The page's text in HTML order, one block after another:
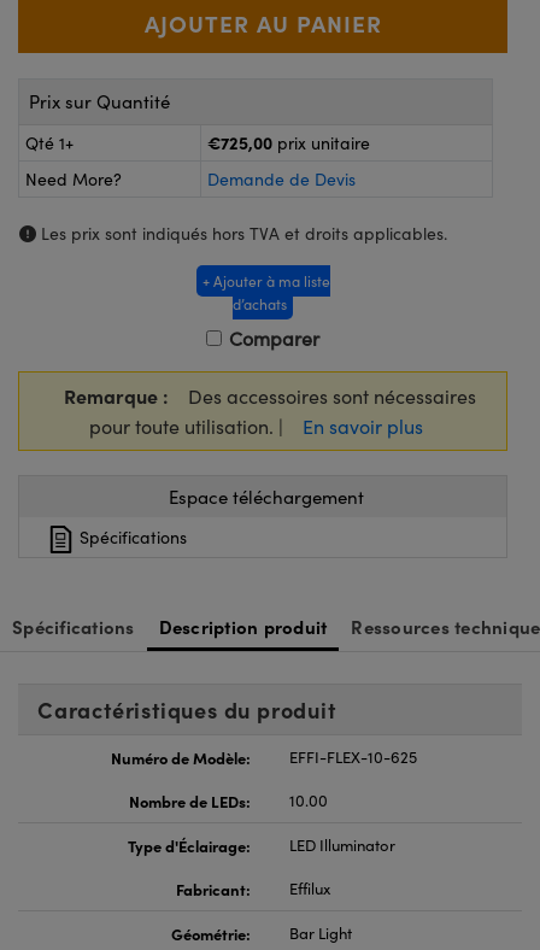
de Poche ou à Mesure Directe
: Microscopie
pour Caméras
: Caméras
Optiques de SCHOTT
Prix sur Quantité
Qté 1+ €725,00 prix unitaire
Need More?
Demande de Devis
Les prix sont indiqués hors TVA et droits applicables.
+ Ajouter à ma liste
d’achats
Comparer
Remarque :
Des accessoires sont nécessaires
pour toute utilisation. |
En savoir plus
Espace téléchargement
Spécifications
Spécifications Description produit Ressources
Caractéristiques du produit
Numéro de Modèle:
EFFI-FLEX-10-625
Nombre de LEDs:
10.00
Type d'Éclairage:
LED Illuminator
Fabricant:
Effilux
Géométrie:
Bar Light